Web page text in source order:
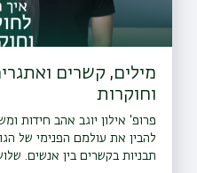
מילים, קשרים
וחוקרות
פרופ' אילון יוגב אהב חידות
להבין את עולמם הפנימי של
תבניות בקשרים בין אנשים.